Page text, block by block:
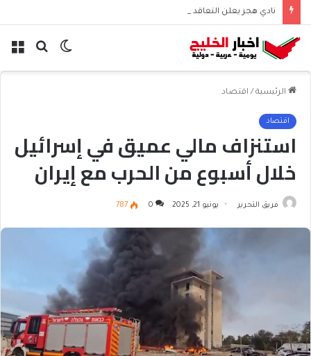
نادي هجر يعلن التعاقد مع المدافع الجزائري “أيوب دربال”
بحث الوضع
الرئيسية / اقتصاد
اقتصاد
استنزاف مالي عميق في إسرائيل
خلال أسبوع من الحرب مع إيران
فريق التحرير يونيو 21, 2025 0
787